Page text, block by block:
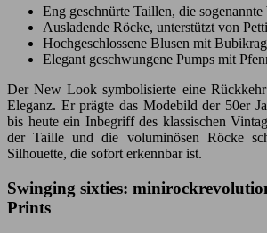
Eng geschnürte Taillen, die sogenannte
Ausladende Röcke, unterstützt von
Hochgeschlossene Blusen mit
Elegant geschwungene Pumps mit
Der New Look symbolisierte eine
Eleganz. Er prägte das Modebild der 50er
bis heute ein Inbegriff des klassischen
der Taille und die voluminösen Röcke
Silhouette, die sofort erkennbar ist.
Swinging sixties:
Prints